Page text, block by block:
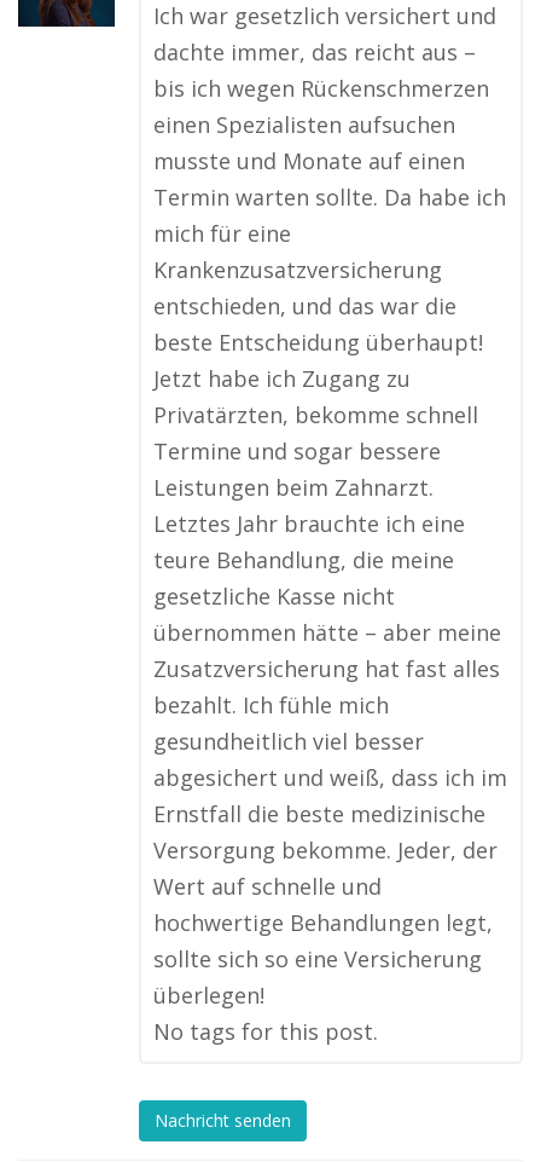
Ich war gesetzlich versichert und
dachte immer, das reicht aus –
bis ich wegen Rückenschmerzen
einen Spezialisten aufsuchen
musste und Monate auf einen
Termin warten sollte. Da habe ich
mich für eine
Krankenzusatzversicherung
entschieden, und das war die
beste Entscheidung überhaupt!
Jetzt habe ich Zugang zu
Privatärzten, bekomme schnell
Termine und sogar bessere
Leistungen beim Zahnarzt.
Letztes Jahr brauchte ich eine
teure Behandlung, die meine
gesetzliche Kasse nicht
übernommen hätte – aber meine
Zusatzversicherung hat fast alles
bezahlt. Ich fühle mich
gesundheitlich viel besser
abgesichert und weiß, dass ich im
Ernstfall die beste medizinische
Versorgung bekomme. Jeder, der
Wert auf schnelle und
hochwertige Behandlungen legt,
sollte sich so eine Versicherung
überlegen!
No tags for this post.
Nachricht senden